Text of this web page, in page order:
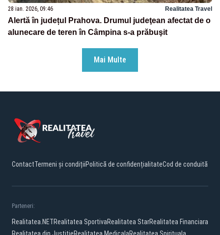
28 ian. 2026, 09:46 Realitatea Travel
Alertă în județul Prahova. Drumul judeţean afectat de o
alunecare de teren în Câmpina s-a prăbuşit
Mai Multe
ContactTermeni și condițiiPolitică de confidențialitateCod de conduită
Parteneri:
Realitatea.NETRealitatea SportivaRealitatea StarRealitatea Financiara